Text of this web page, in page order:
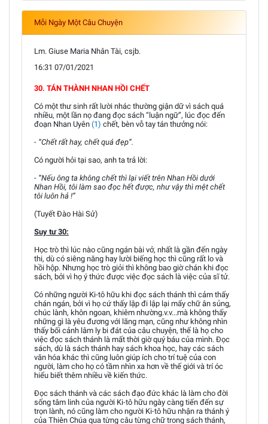
Mỗi Ngày Một Câu Chuyện
Lm. Giuse Maria Nhân Tài, csjb.
16:31 07/01/2021
30. TÁN THÀNH NHAN HỒI CHẾT
Có một thư sinh rất lười nhác thường giận dữ vì sách quá
nhiều, một lần nọ đang đọc sách “luận ngữ”, lúc đọc đến
đoạn Nhan Uyên (1) chết, bèn vỗ tay tán thưởng nói:
- “Chết rất hay, chết quá đẹp”.
Có người hỏi tại sao, anh ta trả lời:
- “Nếu ông ta không chết thì lại viết trên Nhan Hồi dưới
Nhan Hồi, tôi làm sao đọc hết được, như vậy thì mệt chết
tôi luôn hả !”
(Tuyết Đào Hài Sử)
Suy tư 30:
Học trò thì lúc nào cũng ngán bài vở, nhất là gần đến ngày
thi, dù có siêng năng hay lười biếng học thì cũng rất lo và
hồi hộp. Nhưng học trò giỏi thì không bao giờ chán khi đọc
sách, bởi vì họ ý thức được việc đọc sách là việc của sĩ tử.
Có những người Ki-tô hữu khi đọc sách thánh thì cảm thấy
chán ngán, bởi vì họ cứ thấy lập đi lập lại mấy chữ ân sủng,
chúc lành, khôn ngoan, khiêm nhường.v.v...mà không thấy
những gì là yêu đương với lãng mạn, cũng như không nhìn
thấy bối cảnh lâm ly bi đát của câu chuyện, thế là họ cho
việc đọc sách thánh là mất thời giờ quý báu của mình. Đọc
sách, dù là sách thánh hay sách khoa học, hay các sách
văn hóa khác thì cũng luôn giúp ích cho trí tuệ của con
người, làm cho họ có tầm nhìn xa hơn về thế giới và trí óc
hiểu biết thêm nhiều về kiến thức.
Đọc sách thánh và các sách đạo đức khác là làm cho đời
sống tâm linh của người Ki-tô hữu ngày càng tiến đến sự
trọn lành, nó cũng làm cho người Ki-tô hữu nhận ra thánh ý
của Thiên Chúa qua từng câu từng chữ trong sách thánh,